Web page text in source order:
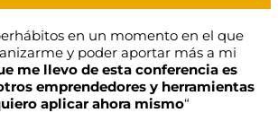
en un momento en el que
y poder aportar más a mi
me llevo de esta conferencia es
emprendedores y herramientas
aplicar ahora mismo“